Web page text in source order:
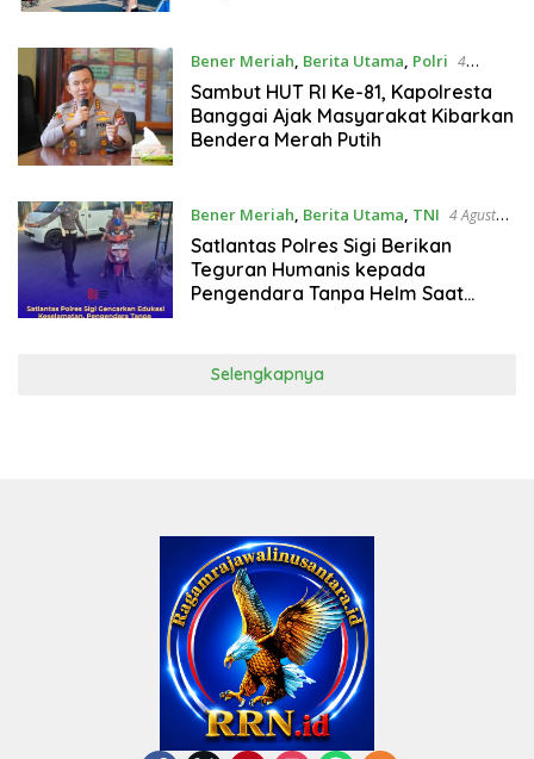
Bener Meriah, Berita Utama, Polri 4
Agustus 2026
Sambut HUT RI Ke-81, Kapolresta
Banggai Ajak Masyarakat Kibarkan
Bendera Merah Putih
Bener Meriah, Berita Utama, TNI 4 Agustus
2026
Satlantas Polres Sigi Berikan
Teguran Humanis kepada
Pengendara Tanpa Helm Saat
Selengkapnya